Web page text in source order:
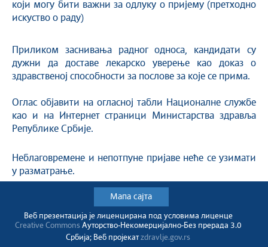
који могу бити важни за одлуку о пријему (претходно
искуство о раду)
Приликом заснивања радног односа, кандидати су
дужни да доставе лекарско уверење као доказ о
здравственој способности за послове за које се прима.
Оглас објавити на огласној табли Националне службе
као и на Интернет страници Министарства здравља
Републике Србије.
Неблаговремене и непотпуне пријаве неће се узимати
у разматрање.
Мапа сајта
Веб презентација jе лиценциранa под условима лиценце
Creative CommonsАуторство-Некомерцијално-Без прерада 3.0
Србија; Веб пројекатzdravlje.gov.rs